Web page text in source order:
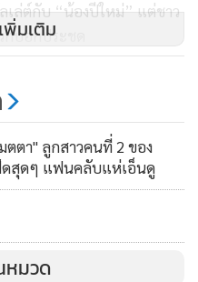
เล่ต์กับ “น้องปีใหม่” แต่ชาว
กบอกประชด
อร์
พิ่มเติม
ตตา" ลูกสาวคนที่ 2 ของ
ดสุดๆ แฟนคลับแห่เอ็นดู
หมวด